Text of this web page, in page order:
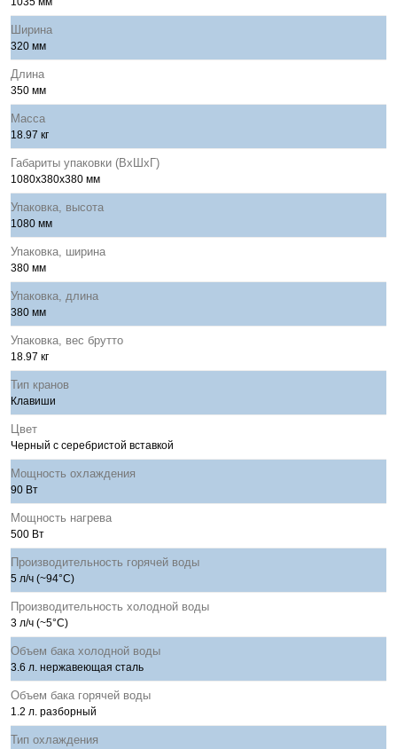
Ширина
320 мм
Длина
350 мм
Масса
18.97 кг
Габариты упаковки (ВхШхГ)
1080x380x380 мм
Упаковка, высота
1080 мм
Упаковка, ширина
380 мм
Упаковка, длина
380 мм
Упаковка, вес брутто
18.97 кг
Тип кранов
Клавиши
Цвет
Черный с серебристой вставкой
Мощность охлаждения
90 Вт
Мощность нагрева
500 Вт
Производительность горячей воды
5 л/ч (~94°C)
Производительность холодной воды
3 л/ч (~5°C)
Объем бака холодной воды
3.6 л. нержавеющая сталь
Объем бака горячей воды
1.2 л. разборный
Тип охлаждения